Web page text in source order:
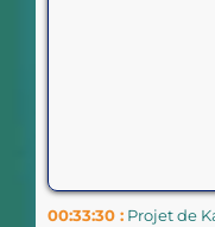
00:33:30 : Projet de